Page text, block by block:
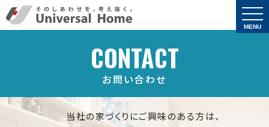
CONTACT
お問い合わせ
当社の家づくりにご興味のある方は、
MENU